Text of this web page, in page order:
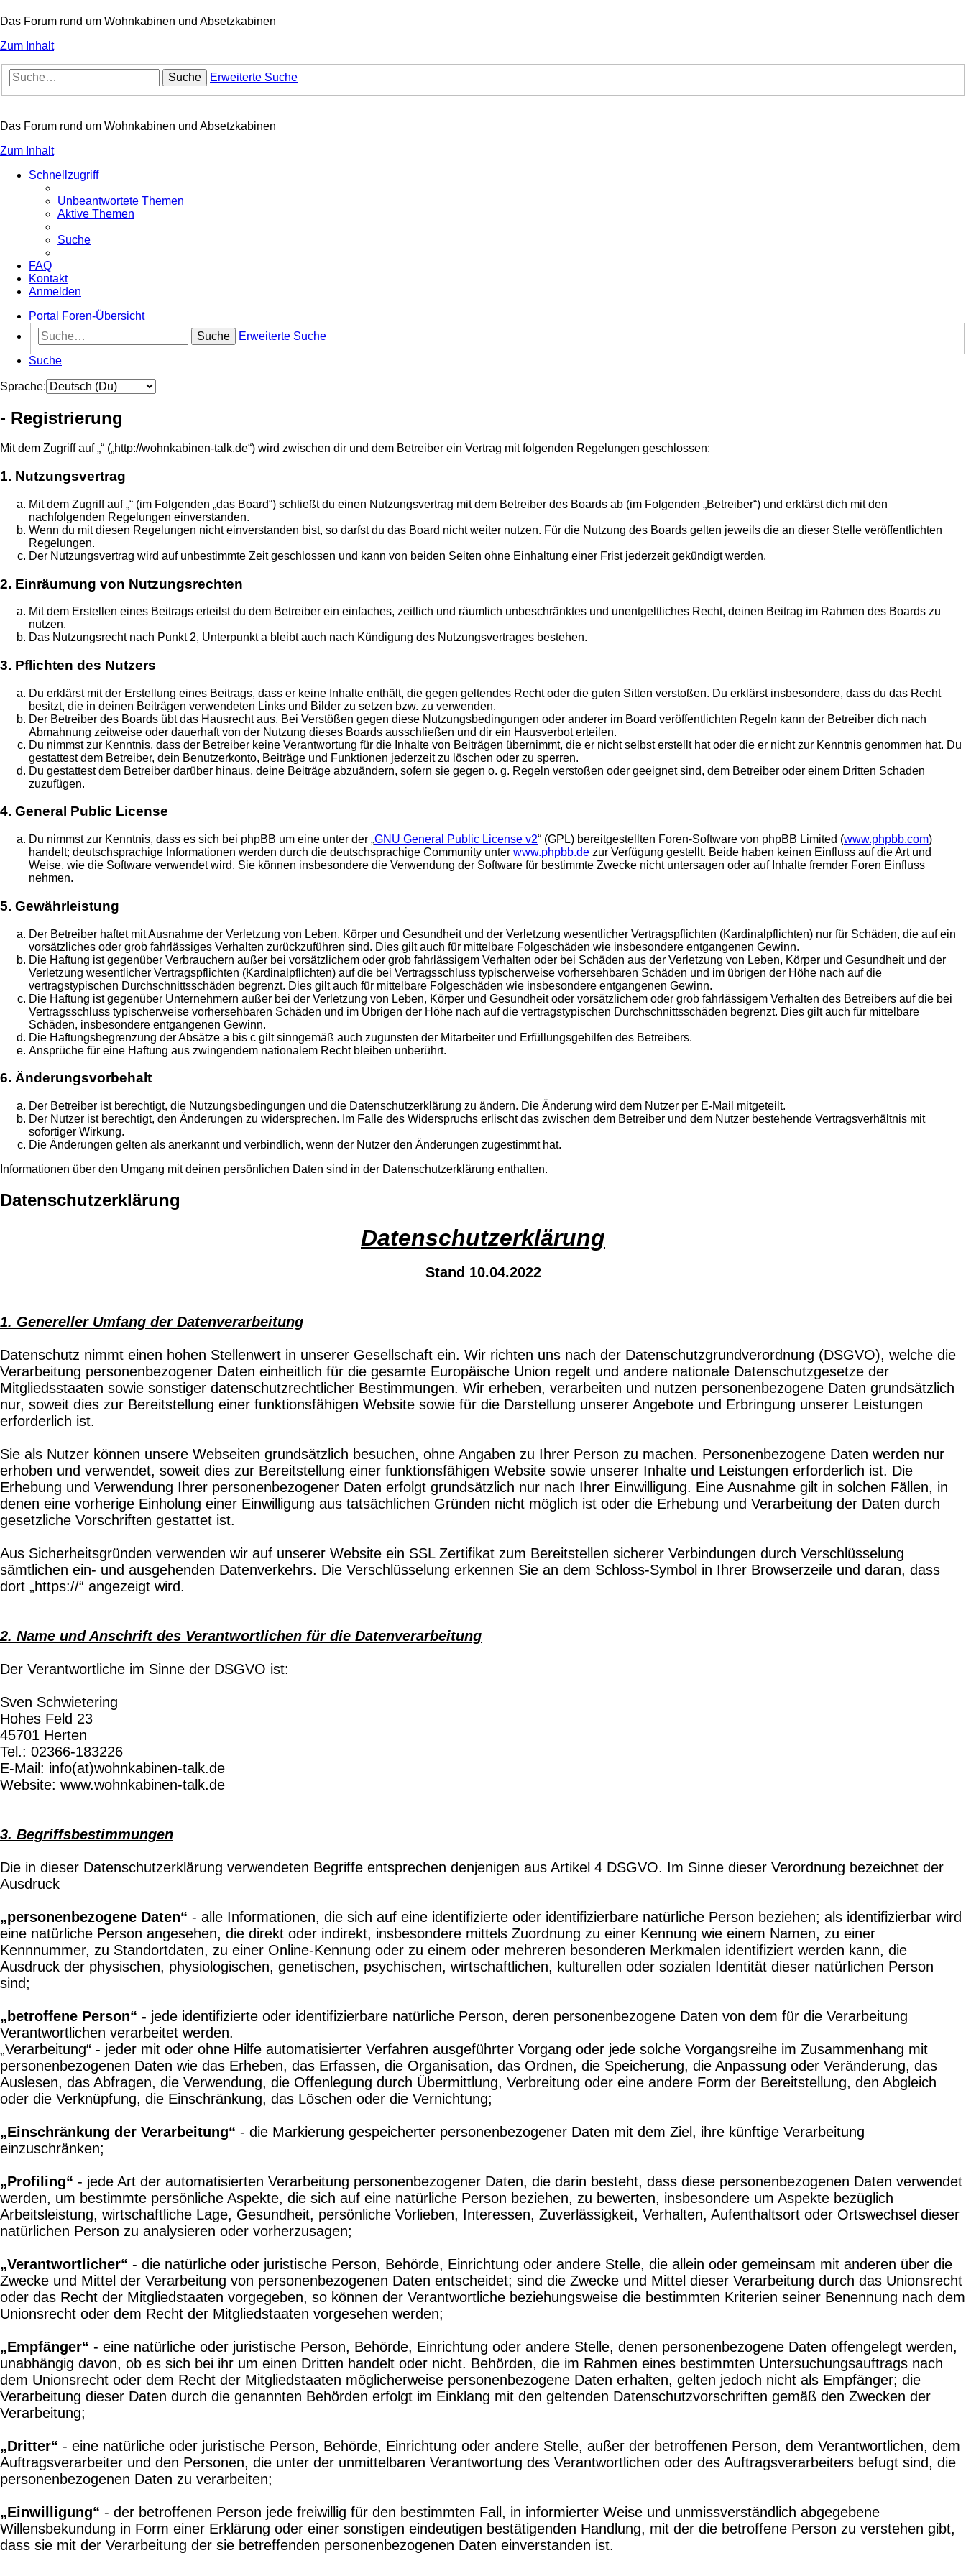
Das Forum rund um Wohnkabinen und Absetzkabinen
Zum Inhalt
Suche Erweiterte Suche
Das Forum rund um Wohnkabinen und Absetzkabinen
Zum Inhalt
Schnellzugriff
Unbeantwortete Themen
Aktive Themen
Suche
FAQ
Kontakt
Anmelden
Portal
Foren-Übersicht
Suche
Erweiterte Suche
Suche
Sprache:
- Registrierung
Mit dem Zugriff auf „“ („http://wohnkabinen-talk.de“) wird zwischen dir und dem Betreiber ein Vertrag mit folgenden Regelungen geschlossen:
1. Nutzungsvertrag
Mit dem Zugriff auf „“ (im Folgenden „das Board“) schließt du einen Nutzungsvertrag mit dem Betreiber des Boards ab (im Folgenden „Betreiber“) und erklärst dich mit den
nachfolgenden Regelungen einverstanden.
Wenn du mit diesen Regelungen nicht einverstanden bist, so darfst du das Board nicht weiter nutzen. Für die Nutzung des Boards gelten jeweils die an dieser Stelle veröffentlichten
Regelungen.
Der Nutzungsvertrag wird auf unbestimmte Zeit geschlossen und kann von beiden Seiten ohne Einhaltung einer Frist jederzeit gekündigt werden.
2. Einräumung von Nutzungsrechten
Mit dem Erstellen eines Beitrags erteilst du dem Betreiber ein einfaches, zeitlich und räumlich unbeschränktes und unentgeltliches Recht, deinen Beitrag im Rahmen des Boards zu
nutzen.
Das Nutzungsrecht nach Punkt 2, Unterpunkt a bleibt auch nach Kündigung des Nutzungsvertrages bestehen.
3. Pflichten des Nutzers
Du erklärst mit der Erstellung eines Beitrags, dass er keine Inhalte enthält, die gegen geltendes Recht oder die guten Sitten verstoßen. Du erklärst insbesondere, dass du das Recht
besitzt, die in deinen Beiträgen verwendeten Links und Bilder zu setzen bzw. zu verwenden.
Der Betreiber des Boards übt das Hausrecht aus. Bei Verstößen gegen diese Nutzungsbedingungen oder anderer im Board veröffentlichten Regeln kann der Betreiber dich nach
Abmahnung zeitweise oder dauerhaft von der Nutzung dieses Boards ausschließen und dir ein Hausverbot erteilen.
Du nimmst zur Kenntnis, dass der Betreiber keine Verantwortung für die Inhalte von Beiträgen übernimmt, die er nicht selbst erstellt hat oder die er nicht zur Kenntnis genommen hat. Du
gestattest dem Betreiber, dein Benutzerkonto, Beiträge und Funktionen jederzeit zu löschen oder zu sperren.
Du gestattest dem Betreiber darüber hinaus, deine Beiträge abzuändern, sofern sie gegen o. g. Regeln verstoßen oder geeignet sind, dem Betreiber oder einem Dritten Schaden
zuzufügen.
4. General Public License
Du nimmst zur Kenntnis, dass es sich bei phpBB um eine unter der „GNU General Public License v2“ (GPL) bereitgestellten Foren-Software von phpBB Limited (www.phpbb.com)
handelt; deutschsprachige Informationen werden durch die deutschsprachige Community unter www.phpbb.de zur Verfügung gestellt. Beide haben keinen Einfluss auf die Art und
Weise, wie die Software verwendet wird. Sie können insbesondere die Verwendung der Software für bestimmte Zwecke nicht untersagen oder auf Inhalte fremder Foren Einfluss
nehmen.
5. Gewährleistung
Der Betreiber haftet mit Ausnahme der Verletzung von Leben, Körper und Gesundheit und der Verletzung wesentlicher Vertragspflichten (Kardinalpflichten) nur für Schäden, die auf ein
vorsätzliches oder grob fahrlässiges Verhalten zurückzuführen sind. Dies gilt auch für mittelbare Folgeschäden wie insbesondere entgangenen Gewinn.
Die Haftung ist gegenüber Verbrauchern außer bei vorsätzlichem oder grob fahrlässigem Verhalten oder bei Schäden aus der Verletzung von Leben, Körper und Gesundheit und der
Verletzung wesentlicher Vertragspflichten (Kardinalpflichten) auf die bei Vertragsschluss typischerweise vorhersehbaren Schäden und im übrigen der Höhe nach auf die
vertragstypischen Durchschnittsschäden begrenzt. Dies gilt auch für mittelbare Folgeschäden wie insbesondere entgangenen Gewinn.
Die Haftung ist gegenüber Unternehmern außer bei der Verletzung von Leben, Körper und Gesundheit oder vorsätzlichem oder grob fahrlässigem Verhalten des Betreibers auf die bei
Vertragsschluss typischerweise vorhersehbaren Schäden und im Übrigen der Höhe nach auf die vertragstypischen Durchschnittsschäden begrenzt. Dies gilt auch für mittelbare
Schäden, insbesondere entgangenen Gewinn.
Die Haftungsbegrenzung der Absätze a bis c gilt sinngemäß auch zugunsten der Mitarbeiter und Erfüllungsgehilfen des Betreibers.
Ansprüche für eine Haftung aus zwingendem nationalem Recht bleiben unberührt.
6. Änderungsvorbehalt
Der Betreiber ist berechtigt, die Nutzungsbedingungen und die Datenschutzerklärung zu ändern. Die Änderung wird dem Nutzer per E-Mail mitgeteilt.
Der Nutzer ist berechtigt, den Änderungen zu widersprechen. Im Falle des Widerspruchs erlischt das zwischen dem Betreiber und dem Nutzer bestehende Vertragsverhältnis mit
sofortiger Wirkung.
Die Änderungen gelten als anerkannt und verbindlich, wenn der Nutzer den Änderungen zugestimmt hat.
Informationen über den Umgang mit deinen persönlichen Daten sind in der Datenschutzerklärung enthalten.
Datenschutzerklärung
Datenschutzerklärung
Stand 10.04.2022
1. Genereller Umfang der Datenverarbeitung
Datenschutz nimmt einen hohen Stellenwert in unserer Gesellschaft ein. Wir richten uns nach der Datenschutzgrundverordnung (DSGVO), welche die
Verarbeitung personenbezogener Daten einheitlich für die gesamte Europäische Union regelt und andere nationale Datenschutzgesetze der
Mitgliedsstaaten sowie sonstiger datenschutzrechtlicher Bestimmungen. Wir erheben, verarbeiten und nutzen personenbezogene Daten grundsätzlich
nur, soweit dies zur Bereitstellung einer funktionsfähigen Website sowie für die Darstellung unserer Angebote und Erbringung unserer Leistungen
erforderlich ist.
Sie als Nutzer können unsere Webseiten grundsätzlich besuchen, ohne Angaben zu Ihrer Person zu machen. Personenbezogene Daten werden nur
erhoben und verwendet, soweit dies zur Bereitstellung einer funktionsfähigen Website sowie unserer Inhalte und Leistungen erforderlich ist. Die
Erhebung und Verwendung Ihrer personenbezogener Daten erfolgt grundsätzlich nur nach Ihrer Einwilligung. Eine Ausnahme gilt in solchen Fällen, in
denen eine vorherige Einholung einer Einwilligung aus tatsächlichen Gründen nicht möglich ist oder die Erhebung und Verarbeitung der Daten durch
gesetzliche Vorschriften gestattet ist.
Aus Sicherheitsgründen verwenden wir auf unserer Website ein SSL Zertifikat zum Bereitstellen sicherer Verbindungen durch Verschlüsselung
sämtlichen ein- und ausgehenden Datenverkehrs. Die Verschlüsselung erkennen Sie an dem Schloss-Symbol in Ihrer Browserzeile und daran, dass
dort „https://“ angezeigt wird.
2. Name und Anschrift des Verantwortlichen für die Datenverarbeitung
Der Verantwortliche im Sinne der DSGVO ist:
Sven Schwietering
Hohes Feld 23
45701 Herten
Tel.: 02366-183226
E-Mail: info(at)wohnkabinen-talk.de
Website: www.wohnkabinen-talk.de
3. Begriffsbestimmungen
Die in dieser Datenschutzerklärung verwendeten Begriffe entsprechen denjenigen aus Artikel 4 DSGVO. Im Sinne dieser Verordnung bezeichnet der
Ausdruck
„personenbezogene Daten“ - alle Informationen, die sich auf eine identifizierte oder identifizierbare natürliche Person beziehen; als identifizierbar wird
eine natürliche Person angesehen, die direkt oder indirekt, insbesondere mittels Zuordnung zu einer Kennung wie einem Namen, zu einer
Kennnummer, zu Standortdaten, zu einer Online-Kennung oder zu einem oder mehreren besonderen Merkmalen identifiziert werden kann, die
Ausdruck der physischen, physiologischen, genetischen, psychischen, wirtschaftlichen, kulturellen oder sozialen Identität dieser natürlichen Person
sind;
„betroffene Person“ - jede identifizierte oder identifizierbare natürliche Person, deren personenbezogene Daten von dem für die Verarbeitung
Verantwortlichen verarbeitet werden.
„Verarbeitung“ - jeder mit oder ohne Hilfe automatisierter Verfahren ausgeführter Vorgang oder jede solche Vorgangsreihe im Zusammenhang mit
personenbezogenen Daten wie das Erheben, das Erfassen, die Organisation, das Ordnen, die Speicherung, die Anpassung oder Veränderung, das
Auslesen, das Abfragen, die Verwendung, die Offenlegung durch Übermittlung, Verbreitung oder eine andere Form der Bereitstellung, den Abgleich
oder die Verknüpfung, die Einschränkung, das Löschen oder die Vernichtung;
„Einschränkung der Verarbeitung“ - die Markierung gespeicherter personenbezogener Daten mit dem Ziel, ihre künftige Verarbeitung
einzuschränken;
„Profiling“ - jede Art der automatisierten Verarbeitung personenbezogener Daten, die darin besteht, dass diese personenbezogenen Daten verwendet
werden, um bestimmte persönliche Aspekte, die sich auf eine natürliche Person beziehen, zu bewerten, insbesondere um Aspekte bezüglich
Arbeitsleistung, wirtschaftliche Lage, Gesundheit, persönliche Vorlieben, Interessen, Zuverlässigkeit, Verhalten, Aufenthaltsort oder Ortswechsel dieser
natürlichen Person zu analysieren oder vorherzusagen;
„Verantwortlicher“ - die natürliche oder juristische Person, Behörde, Einrichtung oder andere Stelle, die allein oder gemeinsam mit anderen über die
Zwecke und Mittel der Verarbeitung von personenbezogenen Daten entscheidet; sind die Zwecke und Mittel dieser Verarbeitung durch das Unionsrecht
oder das Recht der Mitgliedstaaten vorgegeben, so können der Verantwortliche beziehungsweise die bestimmten Kriterien seiner Benennung nach dem
Unionsrecht oder dem Recht der Mitgliedstaaten vorgesehen werden;
„Empfänger“ - eine natürliche oder juristische Person, Behörde, Einrichtung oder andere Stelle, denen personenbezogene Daten offengelegt werden,
unabhängig davon, ob es sich bei ihr um einen Dritten handelt oder nicht. Behörden, die im Rahmen eines bestimmten Untersuchungsauftrags nach
dem Unionsrecht oder dem Recht der Mitgliedstaaten möglicherweise personenbezogene Daten erhalten, gelten jedoch nicht als Empfänger; die
Verarbeitung dieser Daten durch die genannten Behörden erfolgt im Einklang mit den geltenden Datenschutzvorschriften gemäß den Zwecken der
Verarbeitung;
„Dritter“ - eine natürliche oder juristische Person, Behörde, Einrichtung oder andere Stelle, außer der betroffenen Person, dem Verantwortlichen, dem
Auftragsverarbeiter und den Personen, die unter der unmittelbaren Verantwortung des Verantwortlichen oder des Auftragsverarbeiters befugt sind, die
personenbezogenen Daten zu verarbeiten;
„Einwilligung“ - der betroffenen Person jede freiwillig für den bestimmten Fall, in informierter Weise und unmissverständlich abgegebene
Willensbekundung in Form einer Erklärung oder einer sonstigen eindeutigen bestätigenden Handlung, mit der die betroffene Person zu verstehen gibt,
dass sie mit der Verarbeitung der sie betreffenden personenbezogenen Daten einverstanden ist.